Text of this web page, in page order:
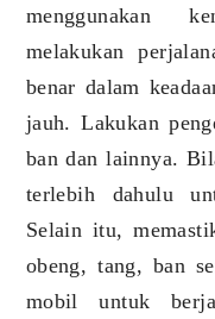
menggunakan
melakukan
benar dalam
jauh. Lakukan
ban dan lainnya.
terlebih dahulu
Selain itu,
obeng, tang, ban
mobil untuk